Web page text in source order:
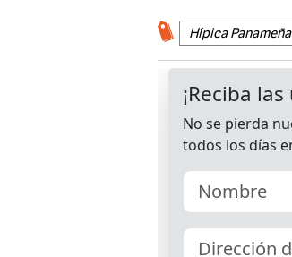
Hípica Panameña